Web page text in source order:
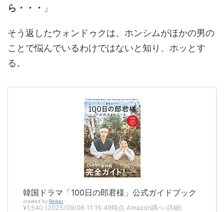
ら・・・ 」
そう返したウォンドゥクは、ホンシムがほかの男の
ことで悩んでいるわけではないと知り、ホッとす
る。
韓国ドラマ「100日の郎君様」公式ガイドブック
created by Rinker
¥1,540 (2025/09/06 11:15:49時点 Amazon調べ-詳細)